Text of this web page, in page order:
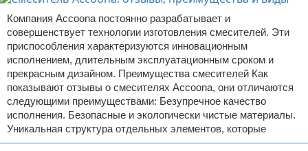
Компания Accoona постоянно разрабатывает и
совершенствует технологии изготовления смесителей. Эти
приспособления характеризуются инновационным
исполнением, длительным эксплуатационным сроком и
прекрасным дизайном. Преимущества смесителей Как
показывают отзывы о смесителях Accoona, они отличаются
следующими преимуществами: Безупречное качество
исполнения. Безопасные и экологически чистые материалы.
Уникальная структура отдельных элементов, которые